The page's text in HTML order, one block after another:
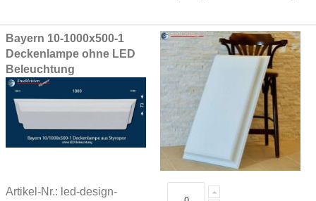
Grouped
product
items
Bayern 10-1000x500-1
Deckenlampe ohne LED
Beleuchtung
Artikel-Nr.: led-design-